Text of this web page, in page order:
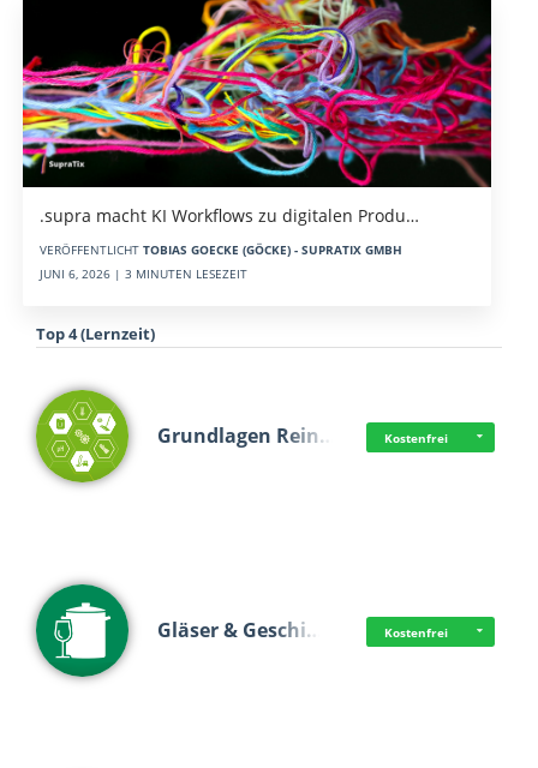
.supra macht KI Workflows zu digitalen Produ…
VERÖFFENTLICHT TOBIAS GOECKE (GÖCKE) - SUPRATIX GMBH
JUNI 6, 2026 | 3 MINUTEN LESEZEIT
Top 4 (Lernzeit)
Grundlagen Rein… Kostenfrei
Gläser & Geschi… Kostenfrei